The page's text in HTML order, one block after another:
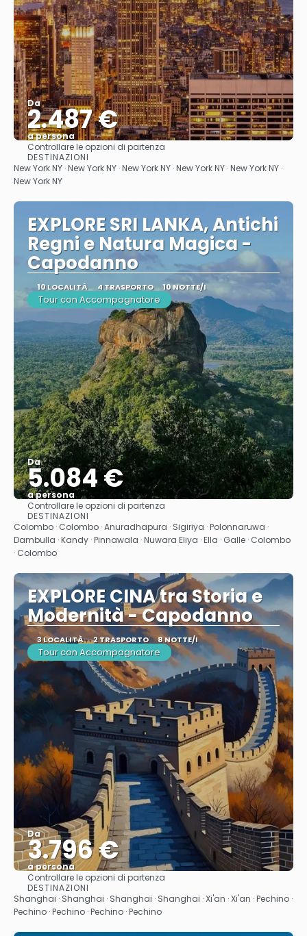
Da
2.487 €
a persona
Vedere
Controllare le opzioni di partenza
DESTINAZIONI
New York NY · New York NY · New York NY · New York NY · New York NY ·
New York NY
EXPLORE SRI LANKA, Antichi
Regni e Natura Magica -
Capodanno
10 LOCALITÀ 4 TRASPORTO 10 NOTTE/I
Tour con Accompagnatore
Da
5.084 €
a persona
Vedere
Controllare le opzioni di partenza
DESTINAZIONI
Colombo · Colombo · Anuradhapura · Sigiriya · Polonnaruwa ·
Dambulla · Kandy · Pinnawala · Nuwara Eliya · Ella · Galle · Colombo
· Colombo
EXPLORE CINA tra Storia e
Modernità - Capodanno
3 LOCALITÀ 2 TRASPORTO 8 NOTTE/I
Tour con Accompagnatore
Da
3.796 €
a persona
Vedere
Controllare le opzioni di partenza
DESTINAZIONI
Shanghai · Shanghai · Shanghai · Shanghai · Xi'an · Xi'an · Pechino ·
Pechino · Pechino · Pechino · Pechino